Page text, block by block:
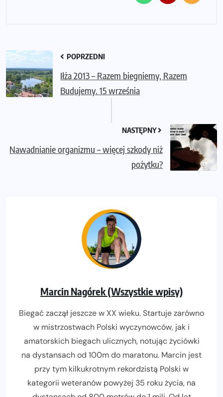
POPRZEDNI
Iłża 2013 – Razem biegniemy, Razem
Budujemy. 15 września
NASTĘPNY
Nawadnianie organizmu – więcej szkody niż
pożytku?
Marcin Nagórek (Wszystkie wpisy)
Biegać zaczął jeszcze w XX wieku. Startuje zarówno
w mistrzostwach Polski wyczynowców, jak i
amatorskich biegach ulicznych, notując życiówki
na dystansach od 100m do maratonu. Marcin jest
przy tym kilkukrotnym rekordzistą Polski w
kategorii weteranów powyżej 35 roku życia, na